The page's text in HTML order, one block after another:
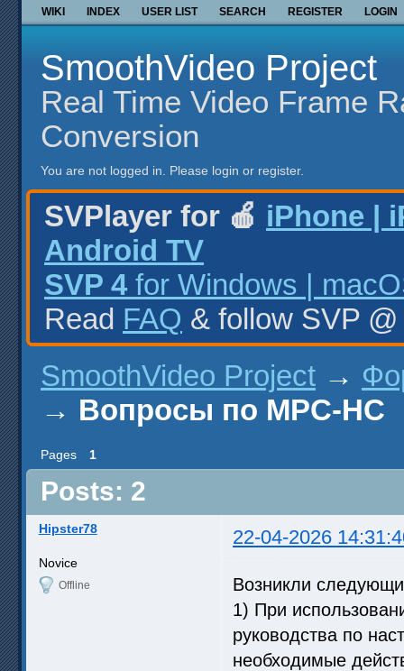
WIKI INDEX USER LIST SEARCH REGISTER LOGIN
SmoothVideo Project
Real Time Video Frame
Conversion
You are not logged in. Please login or register.
SVPlayer for 🍎 iPhone |
Android TV
SVP 4 for Windows |
Read FAQ & follow SVP
SmoothVideo Project →
→ Вопросы по MPC-HC
Pages 1
Posts: 2
Hipster78 22-04-2026
Novice
Offline
Возникли
1) При
руководства по
необходимые